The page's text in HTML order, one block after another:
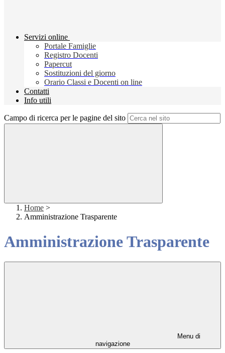
Servizi online
Portale Famiglie
Registro Docenti
Papercut
Sostituzioni del giorno
Orario Classi e Docenti on line
Contatti
Info utili
Campo di ricerca per le pagine del sito
Home >
Amministrazione Trasparente
Amministrazione Trasparente
Menu di
navigazione